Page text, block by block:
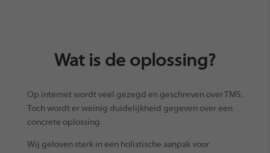
Wat is de oplossing?
Op internet wordt veel gezegd en geschreven over TMS.
Toch wordt er weinig duidelijkheid gegeven over een
concrete oplossing.
Wij geloven sterk in een holistische aanpak voor